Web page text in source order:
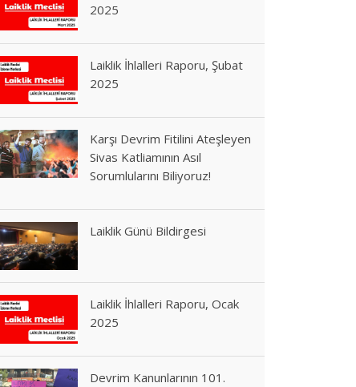
2025
Laiklik İhlalleri Raporu, Şubat
2025
Karşı Devrim Fitilini Ateşleyen
Sivas Katliamının Asıl
Sorumlularını Biliyoruz!
Laiklik Günü Bildirgesi
Laiklik İhlalleri Raporu, Ocak
2025
Devrim Kanunlarının 101.